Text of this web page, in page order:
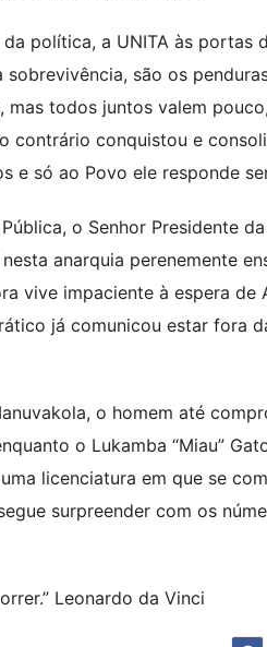
política, a UNITA às portas
são os
mas todos juntos valem
contrário conquistou e
e só ao Povo ele responde
o Senhor Presidente
anarquia perenemente
vive impaciente à espera de
já comunicou estar fora
o homem até
o Lukamba “Miau”
licenciatura em que se
surpreender com os
Leonardo da Vinci